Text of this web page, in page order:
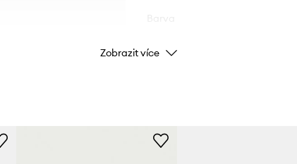
Značka
ID produktu
Zobrazit více